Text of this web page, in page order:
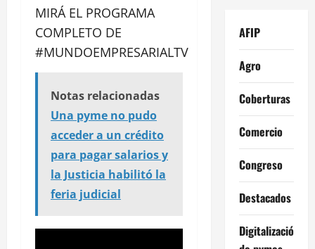
MIRÁ EL PROGRAMA
COMPLETO DE
#MUNDOEMPRESARIALTV
Notas relacionadas
Una pyme no pudo
acceder a un crédito
para pagar salarios y
la Justicia habilitó la
feria judicial
AFIP
Agro
Coberturas
Comercio
Congreso
Destacados
Digitalización